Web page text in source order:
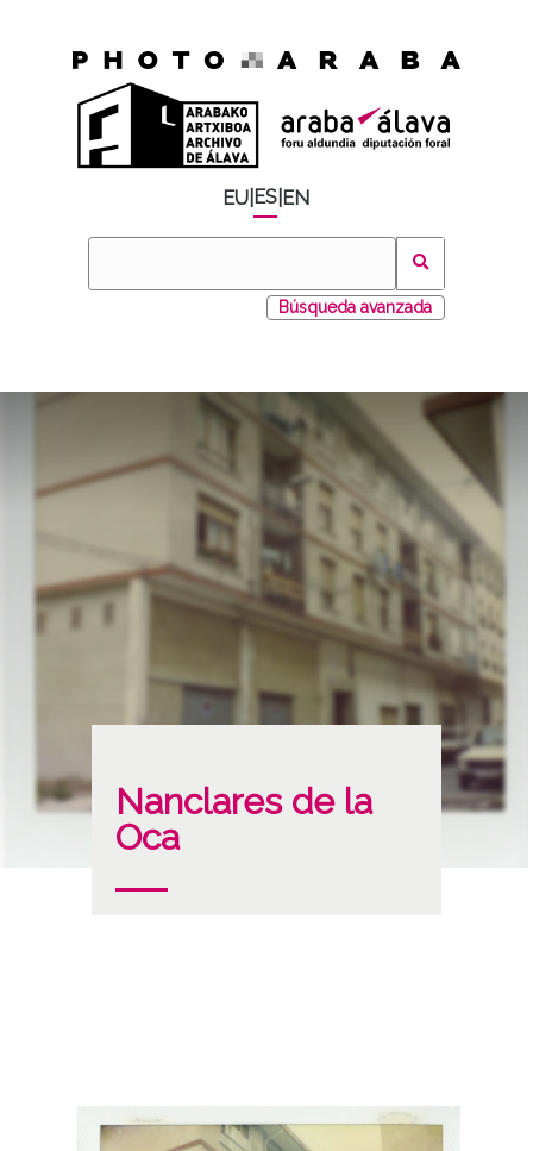
EU ES EN
Búsqueda avanzada
Nanclares de la
Oca